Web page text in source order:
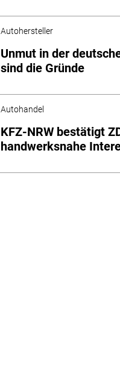
Autohersteller
Unmut in der
sind die Gründe
Autohandel
KFZ-NRW bestätigt
handwerksnahe